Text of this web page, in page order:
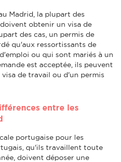
Madrid, la plupart des
obtenir un visa de
des cas, un permis de
qu'aux ressortissants de
ou qui sont mariés à un
est acceptée, ils peuvent
de travail ou d'un permis
entre les
portugaise pour les
qu'ils travaillent toute
doivent déposer une